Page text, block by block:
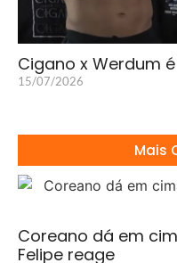
Cigano x Werdum
15/07/2026
Mais
Coreano dá em
Felipe reage